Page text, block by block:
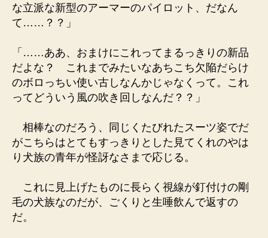
な立派な新型のアーマーのパイロット、だなん
て……？？」
「……ああ、おまけにこれってまるっきりの新品
だよな？ これまでみたいなあちこち欠陥だらけ
のボロっちい使い古しなんかじゃなくって。これ
ってどういう風の吹き回しなんだ？？」
相棒なのだろう、同じくたびれたスーツ姿でだ
がこちらはとてもすっきりとした見てくれのやは
り犬族の青年が怪訝なさまで応じる。
これに見上げたものに長らく視線が釘付けの剛
毛の犬族なのだが、ごくりと生唾飲んで返すの
だ。